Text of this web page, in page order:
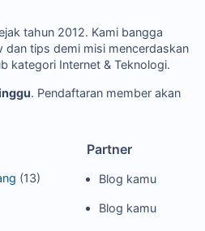
tahun 2012. Kami bangga
dan tips demi misi mencerdaskan
kategori Internet & Teknologi.
. Pendaftaran member akan
(13)
Partner
Blog kamu
Blog kamu